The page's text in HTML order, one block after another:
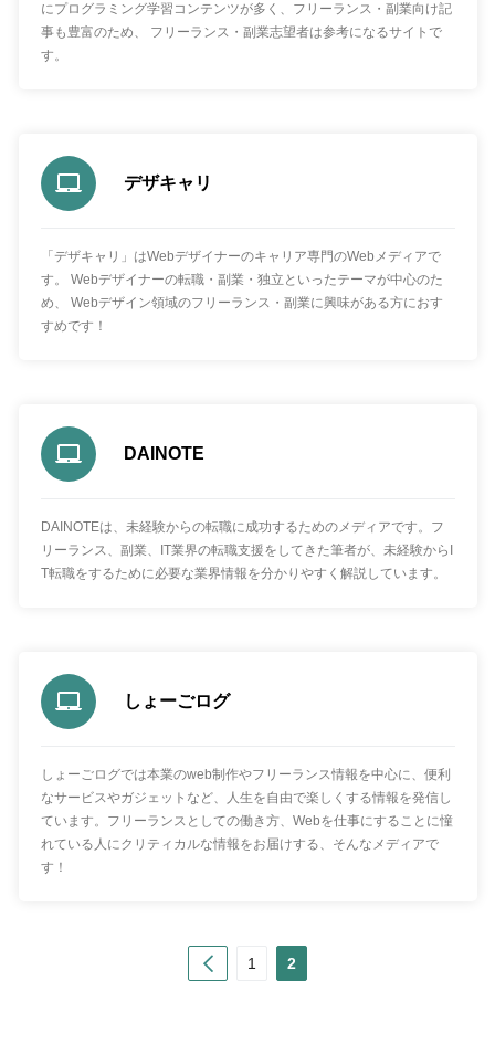
にプログラミング学習コンテンツが多く、フリーランス・副業向け記
事も豊富のため、 フリーランス・副業志望者は参考になるサイトで
す。
デザキャリ
「デザキャリ」はWebデザイナーのキャリア専門のWebメディアで
す。 Webデザイナーの転職・副業・独立といったテーマが中心のた
め、 Webデザイン領域のフリーランス・副業に興味がある方におす
すめです！
DAINOTE
DAINOTEは、未経験からの転職に成功するためのメディアです。フ
リーランス、副業、IT業界の転職支援をしてきた筆者が、未経験からI
T転職をするために必要な業界情報を分かりやすく解説しています。
しょーごログ
しょーごログでは本業のweb制作やフリーランス情報を中心に、便利
なサービスやガジェットなど、人生を自由で楽しくする情報を発信し
ています。フリーランスとしての働き方、Webを仕事にすることに憧
れている人にクリティカルな情報をお届けする、そんなメディアで
す！
Prev1 2